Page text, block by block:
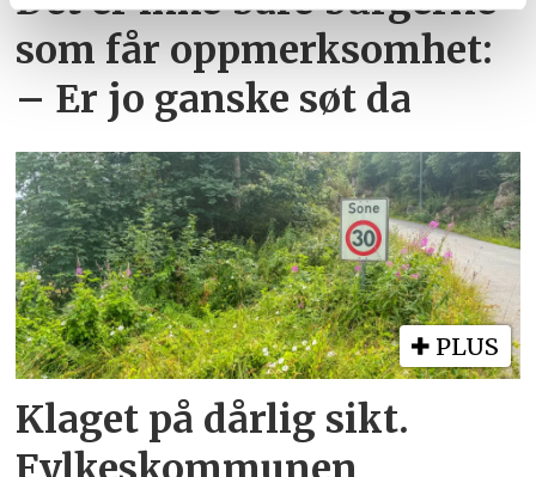
tjenestene deres.
som får oppmerksomhet:
– Er jo ganske søt da
PLUS
Klaget på dårlig sikt.